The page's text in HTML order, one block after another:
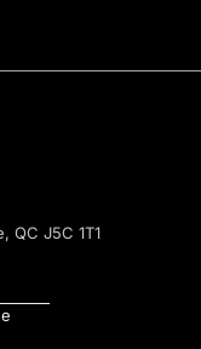
QC J5C 1T1